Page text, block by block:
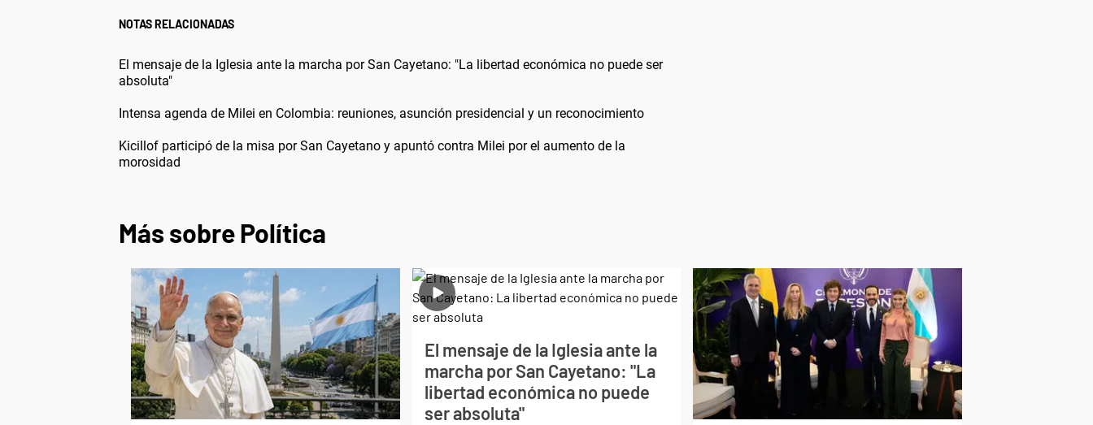
NOTAS RELACIONADAS
El mensaje de la Iglesia ante la marcha por San Cayetano: "La libertad económica no puede ser
absoluta"
Intensa agenda de Milei en Colombia: reuniones, asunción presidencial y un reconocimiento
Kicillof participó de la misa por San Cayetano y apuntó contra Milei por el aumento de la
morosidad
Más sobre Política
El mensaje de la Iglesia ante la
marcha por San Cayetano: "La
libertad económica no puede
ser absoluta"